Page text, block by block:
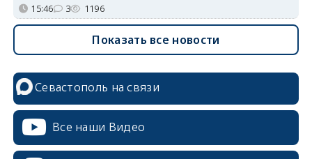
15:46 3 1196
Показать все новости
Севастополь на связи
Все наши Видео